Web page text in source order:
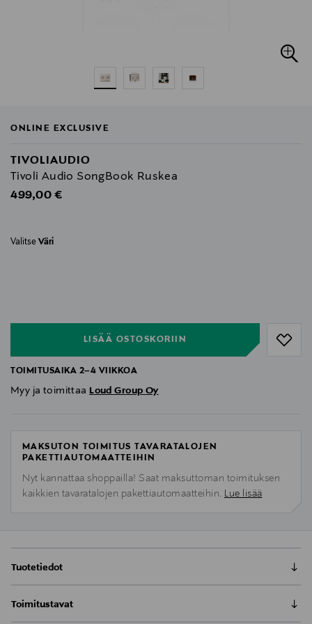
ONLINE EXCLUSIVE
TIVOLIAUDIO
Tivoli Audio SongBook Ruskea
Original Price
499,00 €
Valitse Väri
LISÄÄ OSTOSKORIIN
TOIMITUSAIKA 2–4 VIIKKOA
Myy ja toimittaa Loud Group Oy
MAKSUTON TOIMITUS TAVARATALOJEN
PAKETTIAUTOMAATTEIHIN
Nyt kannattaa shoppailla! Saat maksuttoman toimituksen
kaikkien tavaratalojen pakettiautomaatteihin. Lue lisää
Tuotetiedot
muotoilu ja moderni laatu. Vintage-henkinen muotoilu
Toimitustavat